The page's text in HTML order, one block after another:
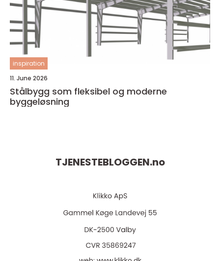
inspiration
11. June 2026
Stålbygg som fleksibel og moderne
byggeløsning
TJENESTEBLOGGEN.no